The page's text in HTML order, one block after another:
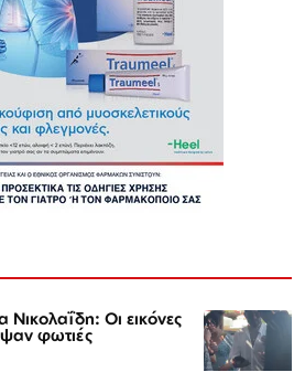
Οι εικόνες
φωτιές